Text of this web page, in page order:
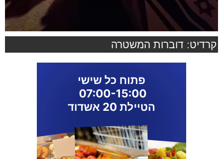
קרדיט: דוברות המשטרה